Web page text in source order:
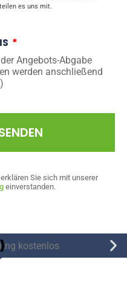
es uns mit.
Angebots-Abgabe
werden anschließend
Sie sich mit unserer
einverstanden.